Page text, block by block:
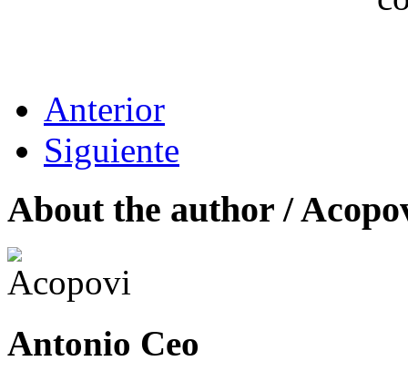
Anterior
Siguiente
About the author /
Antonio Ceo